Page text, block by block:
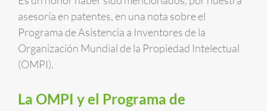
asesoría en patentes, en una nota sobre el
Programa de Asistencia a Inventores de la
Organización Mundial de la Propiedad Intelectual
(OMPI).
La OMPI y el Programa de